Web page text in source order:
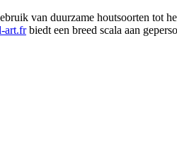
van duurzame houtsoorten tot
art.frbiedt een breed scala aan